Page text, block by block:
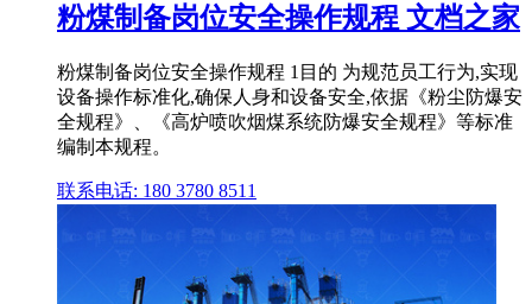
粉煤制备岗位安全操作规程 文档之家
粉煤制备岗位安全操作规程 1目的 为规范员工行为,实现
设备操作标准化,确保人身和设备安全,依据《粉尘防爆安
全规程》、《高炉喷吹烟煤系统防爆安全规程》等标准
编制本规程。
联系电话: 180 3780 8511